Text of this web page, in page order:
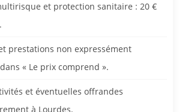
et protection sanitaire : 20 €
prestations non expressément
« Le prix comprend ».
et éventuelles offrandes
à Lourdes.